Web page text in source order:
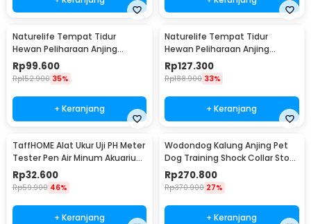
Naturelife Tempat Tidur
Hewan Peliharaan Anjing
Kucing Pet Dog Bed Size XL -
NR884
Rp99.600
Rp152.900 35%
+ Keranjang
Naturelife Tempat Tidur
Hewan Peliharaan Anjing
Kucing Pet Dog Bed Size XXL -
NR884
Rp127.300
Rp188.900 33%
+ Keranjang
TaffHOME Alat Ukur Uji PH Meter
Tester Pen Air Minum Akuarium
- PH-009
Rp32.600
Rp59.900 46%
+ Keranjang
Wodondog Kalung Anjing Pet
Dog Training Shock Collar Stop
Barking 800M - JXG0031
Rp270.800
Rp370.900 27%
+ Keranjang